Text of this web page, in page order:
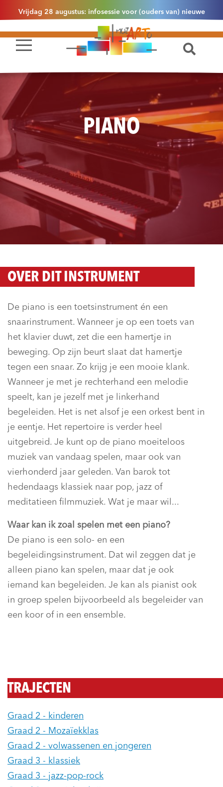
Vrijdag 28 augustus: infosessie voor (ouders van) nieuwe
leerlingen 2.1 om 13u30 in Essen
PIANO
OVER DIT INSTRUMENT
De piano is een toetsinstrument én een
snaarinstrument. Wanneer je op een toets van
het klavier duwt, zet die een hamertje in
beweging. Op zijn beurt slaat dat hamertje
tegen een snaar. Zo krijg je een mooie klank.
Wanneer je met je rechterhand een melodie
speelt, kan je jezelf met je linkerhand
begeleiden. Het is net alsof je een orkest bent in
je eentje. Het repertoire is verder heel
uitgebreid. Je kunt op de piano moeiteloos
muziek van vandaag spelen, maar ook van
vierhonderd jaar geleden. Van barok tot
hedendaags klassiek naar pop, jazz of
meditatieen filmmuziek. Wat je maar wil...
Waar kan ik zoal spelen met een piano?
De piano is een solo- en een
begeleidingsinstrument. Dat wil zeggen dat je
alleen piano kan spelen, maar dat je ook
iemand kan begeleiden. Je kan als pianist ook
in groep spelen bijvoorbeeld als begeleider van
een koor of in een ensemble.
TRAJECTEN
Graad 2 - kinderen
Graad 2 - Mozaïekklas
Graad 2 - volwassenen en jongeren
Graad 3 - klassiek
Graad 3 - jazz-pop-rock